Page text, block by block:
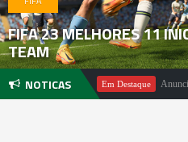
FIFA 23 MELHORES 11
TEAM
NOTICAS
Pachter Em Destaque Anunciado